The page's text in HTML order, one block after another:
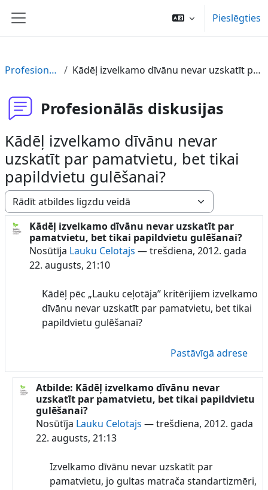
Sānu panelis
Pieslēgties
Profesionālās diskusijas Kādēļ izvelkamo dīvānu nevar uzskatīt par pamatvietu, bet tikai papildvietu gulēšanai?
Profesionālās diskusijas
Kādēļ izvelkamo dīvānu nevar
uzskatīt par pamatvietu, bet tikai
papildvietu gulēšanai?
Rādīšanas režīms
Kādēļ izvelkamo dīvānu nevar uzskatīt par
pamatvietu, bet tikai papildvietu gulēšanai?
Nosūtīja Lauku Celotajs —trešdiena, 2012. gada
22. augusts, 21:10
Atbilžu skaits: 1
Kādēļ pēc „Lauku ceļotāja” kritērijiem izvelkamo
dīvānu nevar uzskatīt par pamatvietu, bet tikai
papildvietu gulēšanai?
Pastāvīgā adrese
Atbildot uz Lauku Celotajs
Atbilde: Kādēļ izvelkamo dīvānu nevar
uzskatīt par pamatvietu, bet tikai papildvietu
gulēšanai?
Nosūtīja Lauku Celotajs —trešdiena, 2012. gada
22. augusts, 21:13
Izvelkamo dīvānu nevar uzskatīt par
pamatvietu, jo gultas matrača standartizmēri,